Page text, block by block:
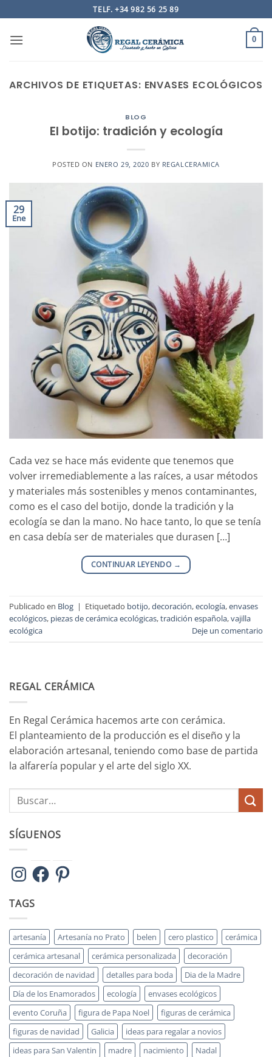
al
contenido
TELF. +34 982 56 25 89
0
ARCHIVOS DE ETIQUETAS: ENVASES ECOLÓGICOS
BLOG
El botijo: tradición y ecología
POSTED ON ENERO 29, 2020 BY REGALCERAMICA
29
Ene
Cada vez se hace más evidente que tenemos que
volver irremediablemente a las raíces, a usar métodos
y materiales más sostenibles y menos contaminantes,
como es el caso del botijo, donde la tradición y la
ecología se dan la mano. No hace tanto, lo que se tenía
en casa debía ser de materiales que durasen […]
CONTINUAR LEYENDO →
Publicado en Blog | Etiquetado botijo,decoración,ecología,envases
ecológicos, piezas de cerámica ecológicas,tradición española,vajilla
ecológica
Deje un comentario
REGAL CERÁMICA
En Regal Cerámica hacemos arte con cerámica.
El planteamiento de la producción es el diseño y la
elaboración artesanal, teniendo como base de partida
la alfarería popular y el arte del siglo XX.
SÍGUENOS
InstagramFacebookPinterest
TAGS
artesanía Artesanía no Prato belen cero plastico
cerámica
cerámica artesanal
cerámica personalizada
decoración
decoración de navidad
detalles para boda
Dia de la Madre
Día de los Enamorados
ecología
envases ecológicos
evento Coruña
figura de Papa Noel
figuras de cerámica
figuras de navidad
Galicia
ideas para regalar a novios
ideas para San Valentin
madre nacimiento
Nadal